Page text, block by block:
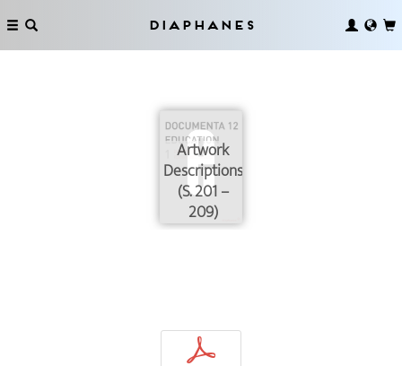
Diaphanes
Artwork
Descriptions
(S. 201 –
209)
p